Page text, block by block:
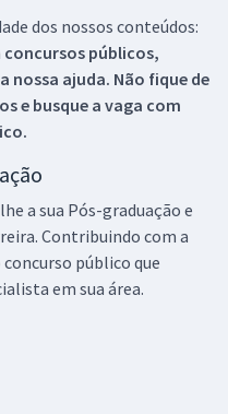
dos nossos conteúdos:
concursos públicos,
nossa ajuda. Não fique de
e busque a vaga com
a sua Pós-graduação e
Contribuindo com a
público que
em sua área.